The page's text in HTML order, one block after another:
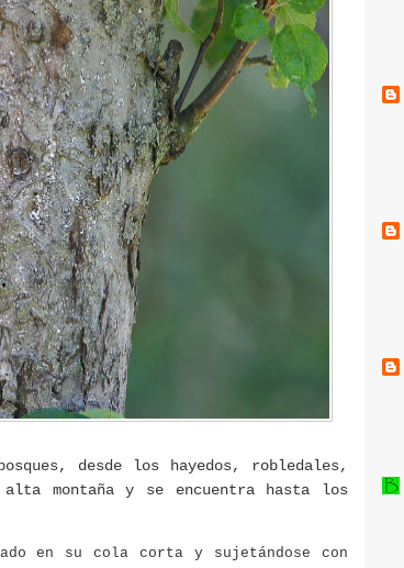
desde los hayedos, robledales,
montaña y se encuentra hasta los
en su cola corta y sujetándose con